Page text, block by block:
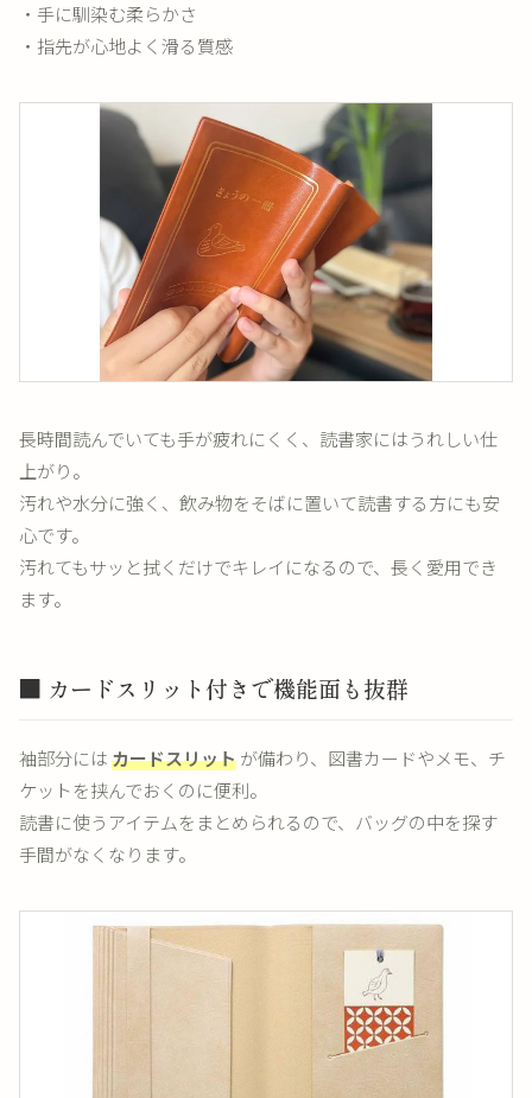
・手に馴染む柔らかさ
・指先が心地よく滑る質感
長時間読んでいても手が疲れにくく、読書家にはうれしい仕
上がり。
汚れや水分に強く、飲み物をそばに置いて読書する方にも安
心です。
汚れてもサッと拭くだけでキレイになるので、長く愛用でき
ます。
■ カードスリット付きで機能面も抜群
袖部分にはカードスリットが備わり、図書カードやメモ、チ
ケットを挟んでおくのに便利。
読書に使うアイテムをまとめられるので、バッグの中を探す
手間がなくなります。